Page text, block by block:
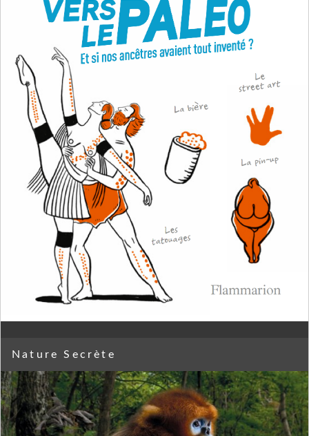
Nature Secrète